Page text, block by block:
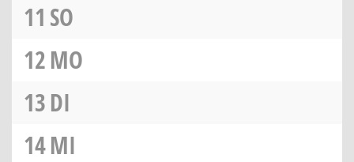
11 SO
12MO
13DI
14MI